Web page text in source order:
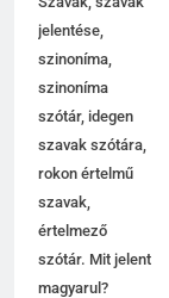
jelentése,
szinoníma,
szinoníma
szótár, idegen
szavak szótára,
rokon értelmű
szavak,
értelmező
szótár. Mit jelent
magyarul?